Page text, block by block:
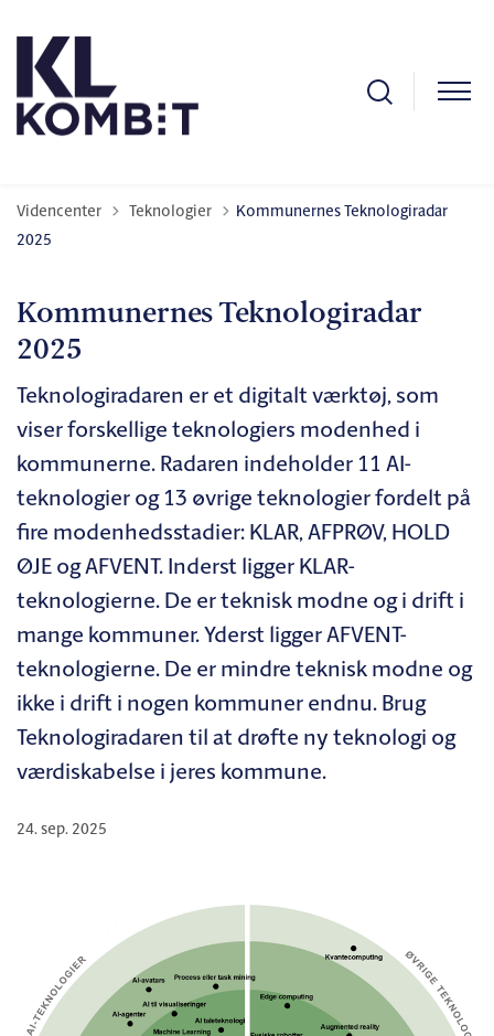
Videncenter Tilbage til
Teknologier
Kommunernes Teknologiradar
2025
Kommunernes Teknologiradar
2025
Teknologiradaren er et digitalt værktøj, som
viser forskellige teknologiers modenhed i
kommunerne. Radaren indeholder 11 AI-
teknologier og 13 øvrige teknologier fordelt på
fire modenhedsstadier: KLAR, AFPRØV, HOLD
ØJE og AFVENT. Inderst ligger KLAR-
teknologierne. De er teknisk modne og i drift i
mange kommuner. Yderst ligger AFVENT-
teknologierne. De er mindre teknisk modne og
ikke i drift i nogen kommuner endnu. Brug
Teknologiradaren til at drøfte ny teknologi og
værdiskabelse i jeres kommune.
24. sep. 2025